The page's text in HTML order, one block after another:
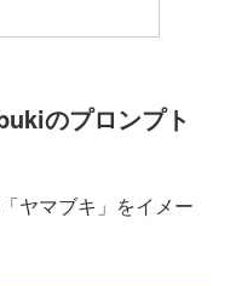
のプロンプト
ヤマブキ」をイメー